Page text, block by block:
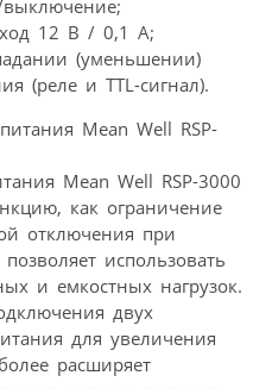
12 В / 0,1 А;
(уменьшении)
(реле и TTL-сигнал).
Mean Well RSP-3000
как ограничение
отключения при
использовать
и емкостных нагрузок.
двух
для увеличения
расширяет